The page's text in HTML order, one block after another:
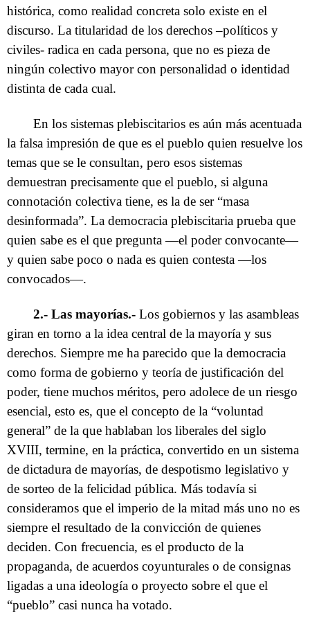
histórica, como realidad concreta solo existe en el
discurso. La titularidad de los derechos –políticos y
civiles- radica en cada persona, que no es pieza de
ningún colectivo mayor con personalidad o identidad
distinta de cada cual.
En los sistemas plebiscitarios es aún más acentuada
la falsa impresión de que es el pueblo quien resuelve los
temas que se le consultan, pero esos sistemas
demuestran precisamente que el pueblo, si alguna
connotación colectiva tiene, es la de ser “masa
desinformada”. La democracia plebiscitaria prueba que
quien sabe es el que pregunta —el poder convocante—
y quien sabe poco o nada es quien contesta —los
convocados—.
2.- Las mayorías.-Los gobiernos y las asambleas
giran en torno a la idea central de la mayoría y sus
derechos. Siempre me ha parecido que la democracia
como forma de gobierno y teoría de justificación del
poder, tiene muchos méritos, pero adolece de un riesgo
esencial, esto es, que el concepto de la “voluntad
general” de la que hablaban los liberales del siglo
XVIII, termine, en la práctica, convertido en un sistema
de dictadura de mayorías, de despotismo legislativo y
de sorteo de la felicidad pública. Más todavía si
consideramos que el imperio de la mitad más uno no es
siempre el resultado de la convicción de quienes
deciden. Con frecuencia, es el producto de la
propaganda, de acuerdos coyunturales o de consignas
ligadas a una ideología o proyecto sobre el que el
“pueblo” casi nunca ha votado.